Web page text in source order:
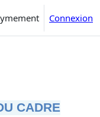
Connexion
CADRE